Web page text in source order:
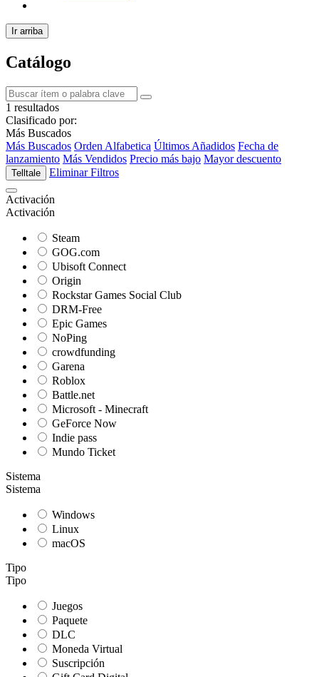
Ir arriba
Catálogo
1 resultados
Clasificado por:
Más Buscados
Más Buscados Orden Alfabetica Últimos Añadidos Fecha de
lanzamiento Más Vendidos Precio más bajo Mayor descuento
Telltale Eliminar Filtros
Activación
Activación
Steam
GOG.com
Ubisoft Connect
Origin
Rockstar Games Social Club
DRM-Free
Epic Games
NoPing
crowdfunding
Garena
Roblox
Battle.net
Microsoft - Minecraft
GeForce Now
Indie pass
Mundo Ticket
Sistema
Sistema
Windows
Linux
macOS
Tipo
Tipo
Juegos
Paquete
DLC
Moneda Virtual
Suscripción